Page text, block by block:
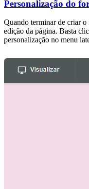
Personalização do
Quando terminar de criar o
edição da página. Basta
personalização no menu